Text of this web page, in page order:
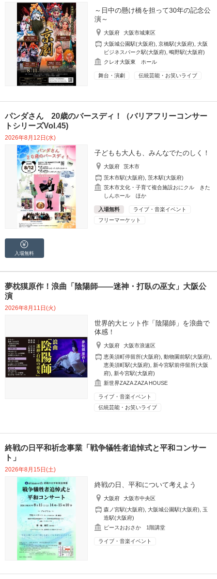
～日中の懸け橋を担って30年の記念公
演～
大阪府
大阪市城東区
大阪城公園駅(大阪府) ,京橋駅(大阪府) ,大阪
ビジネスパーク駅(大阪府) ,鴫野駅(大阪府)
クレオ大阪東 ホール
舞台・演劇 伝統芸能・お笑いライブ
パンダさん 20歳のバースディ！（バリアフリーコンサー
トシリーズVol.45)
2026年8月12日(水)
子どもも大人も、みんなでたのしく！
大阪府
茨木市
茨木市駅(大阪府) ,茨木駅(大阪府)
茨木市文化・子育て複合施設おにクル きた
しんホール ほか
入場無料
ライブ・音楽イベント
フリーマーケット
入場無料
夢枕獏原作！浪曲「陰陽師――迷神・打臥の巫女」大阪公
演
2026年8月11日(火)
世界的大ヒット作「陰陽師」を浪曲で
体感！
大阪府
大阪市浪速区
恵美須町停留所(大阪府) ,動物園前駅(大阪府)
恵美須町駅(大阪府)
新今宮駅前停留所(大阪
府)
新今宮駅(大阪府)
新世界ZAZA ZAZA HOUSE
ライブ・音楽イベント
伝統芸能・お笑いライブ
終戦の日平和祈念事業「戦争犠牲者追悼式と平和コンサー
ト」
2026年8月15日(土)
終戦の日、平和について考えよう
大阪府
大阪市中央区
森ノ宮駅(大阪府) ,大阪城公園駅(大阪府)
玉
造駅(大阪府)
ピースおおさか 1階講堂
ライブ・音楽イベント